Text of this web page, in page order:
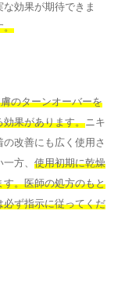
効果が期待できま
。
のターンオーバーを
効果があります。ニキ
改善にも広く使用さ
方、 使用初期に乾燥
。医師の処方のもと
ず指示に従ってくだ